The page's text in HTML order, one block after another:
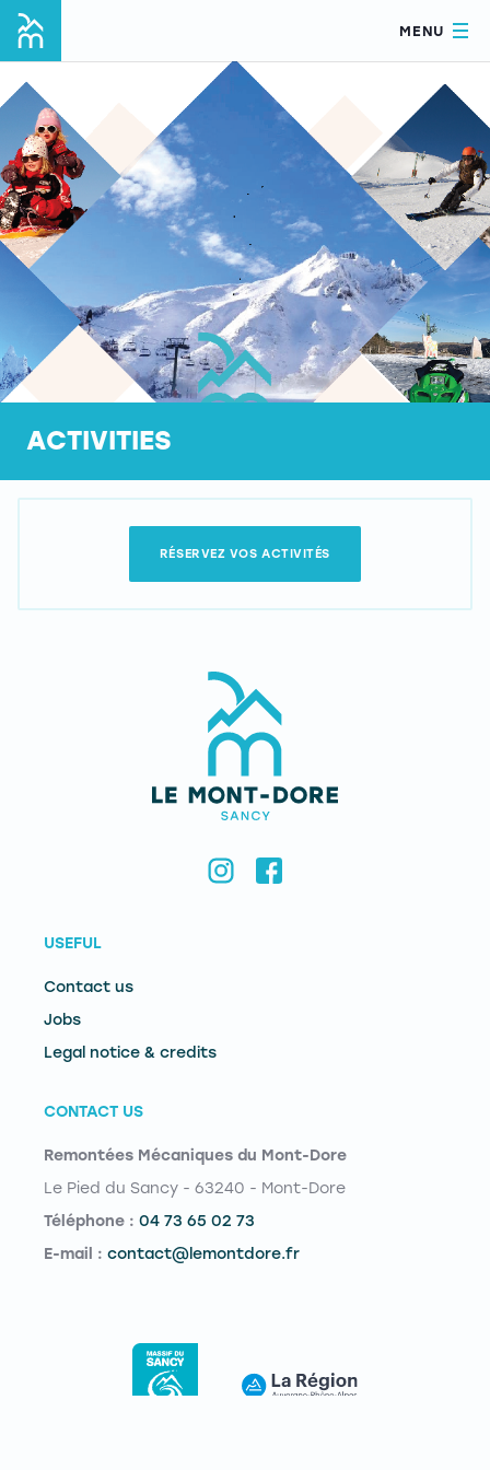
MENU
ACTIVITIES
RÉSERVEZ VOS ACTIVITÉS
USEFUL
Contact us
Jobs
Legal notice & credits
CONTACT US
Remontées Mécaniques du Mont-Dore
Le Pied du Sancy - 63240 - Mont-Dore
Téléphone : 04 73 65 02 73
E-mail : contact@lemontdore.fr